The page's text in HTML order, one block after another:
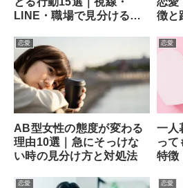
LINE・職場で見分ける方
徴と
恋愛
AB型女性の態度が変わる
理由10選｜急にそっけな
い時の見分け方と対処法
恋愛
一人
って
特徴
恋愛 恋愛